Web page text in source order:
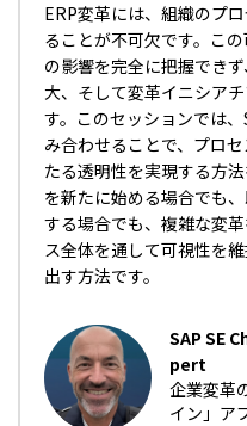
ERP変革には、組織のプ
ることが不可欠です。こ
の影響を完全に把握でき
大、そして変革イニシア
す。このセッションでは
み合わせることで、プロ
たる透明性を実現する方
を新たに始める場合でも
する場合でも、複雑な変
ス全体を通して可視性を
出す方法です。
SAP SE
pert
企業変革
イン」ア